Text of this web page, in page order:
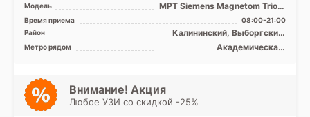
Модель
МРТ Siemens Magnetom Trio A
Tim 3Т, МРТ Siemens
Magnetom Espree 1.5 за ...
Время приема
08:00-21:00
Район
Калининский, Выборгский,
Кронштадтский, Курортный,
Петроградский, Приморский,
Метро рядом
Академическая,
Мужества, Политехническая,
Внимание! Акция
Любое УЗИ со скидкой -25%